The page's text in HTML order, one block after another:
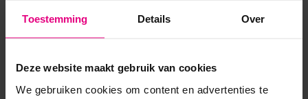
Toestemming Details Over
Deze website maakt gebruik van cookies
We gebruiken cookies om content en advertenties te